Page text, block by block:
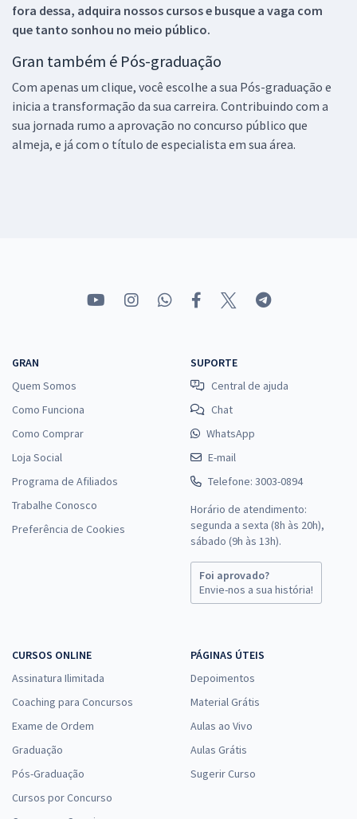
fora dessa, adquira nossos cursos e busque a vaga com
que tanto sonhou no meio público.
Gran também é Pós-graduação
Com apenas um clique, você escolhe a sua Pós-graduação e
inicia a transformação da sua carreira. Contribuindo com a
sua jornada rumo a aprovação no concurso público que
almeja, e já com o título de especialista em sua área.
GRAN
Quem Somos
Como Funciona
Como Comprar
Loja Social
Programa de Afiliados
Trabalhe Conosco
Preferência de Cookies
SUPORTE
Central de ajuda
Chat
WhatsApp
E-mail
Telefone: 3003-0894
Horário de atendimento:
segunda a sexta (8h às 20h),
sábado (9h às 13h).
Foi aprovado?
Envie-nos a sua história!
CURSOS ONLINE
Assinatura Ilimitada
Coaching para Concursos
Exame de Ordem
Graduação
Pós-Graduação
Cursos por Concurso
PÁGINAS ÚTEIS
Depoimentos
Material Grátis
Aulas ao Vivo
Aulas Grátis
Sugerir Curso